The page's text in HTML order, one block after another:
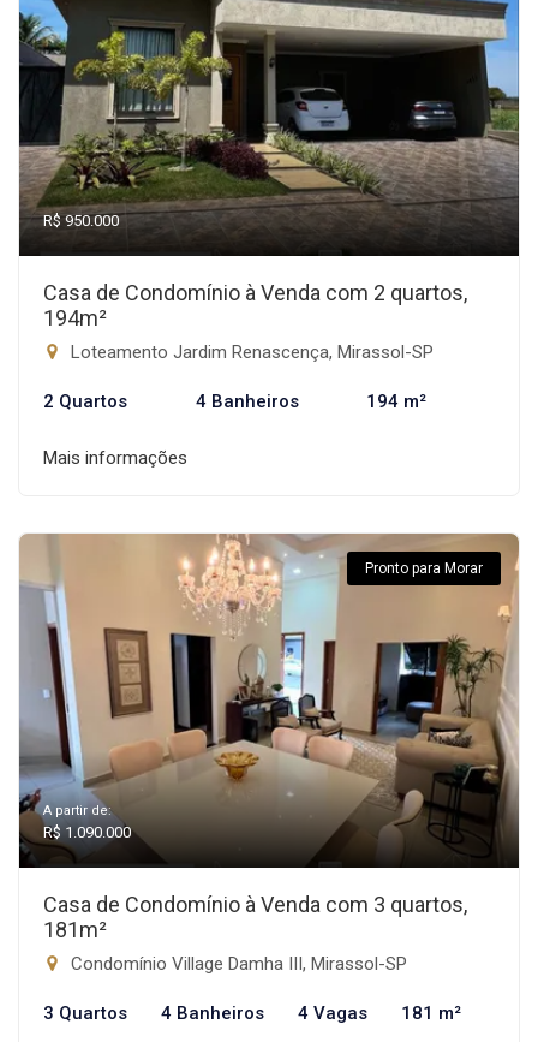
R$ 950.000
Casa de Condomínio à Venda com 2 quartos,
194m²
Loteamento Jardim Renascença, Mirassol-SP
2 Quartos 4 Banheiros 194 m²
Mais informações
Pronto para Morar
A partir de:
R$ 1.090.000
Casa de Condomínio à Venda com 3 quartos,
181m²
Condomínio Village Damha III, Mirassol-SP
3 Quartos 4 Banheiros 4 Vagas 181 m²